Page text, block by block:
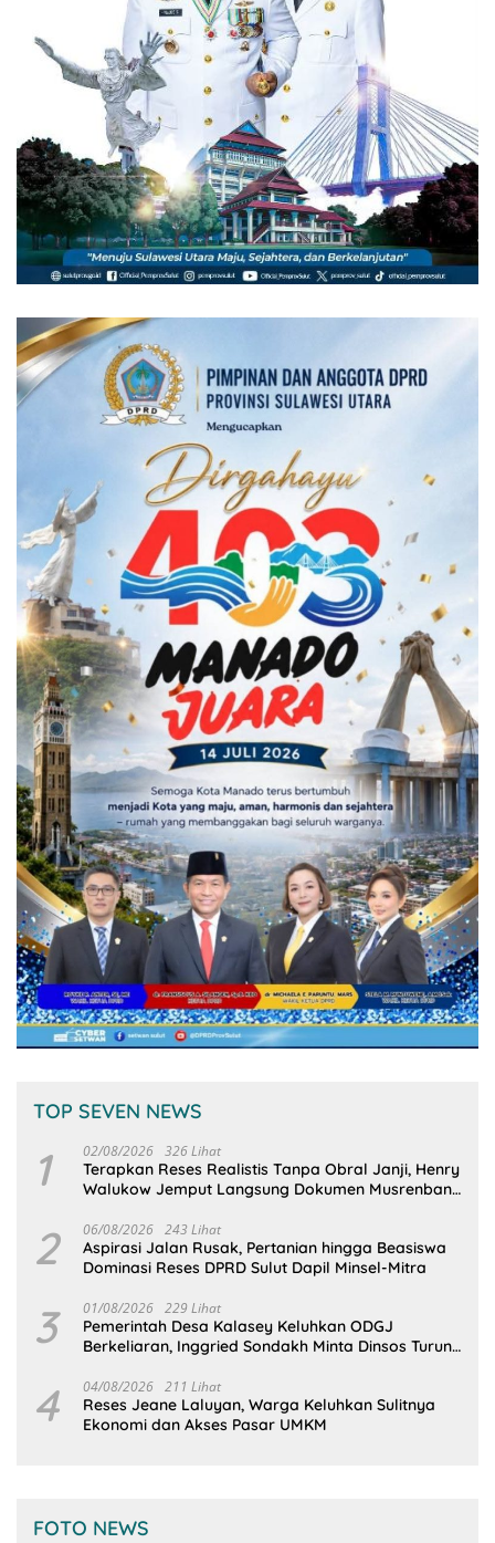
TOP SEVEN NEWS
1 02/08/2026 326 Lihat
Terapkan Reses Realistis Tanpa Obral Janji, Henry
Walukow Jemput Langsung Dokumen Musrenbang
2 06/08/2026 243 Lihat
Aspirasi Jalan Rusak, Pertanian hingga Beasiswa
Dominasi Reses DPRD Sulut Dapil Minsel-Mitra
3 01/08/2026 229 Lihat
Pemerintah Desa Kalasey Keluhkan ODGJ
Berkeliaran, Inggried Sondakh Minta Dinsos Turun
4 04/08/2026 211 Lihat
Reses Jeane Laluyan, Warga Keluhkan Sulitnya
Ekonomi dan Akses Pasar UMKM
FOTO NEWS